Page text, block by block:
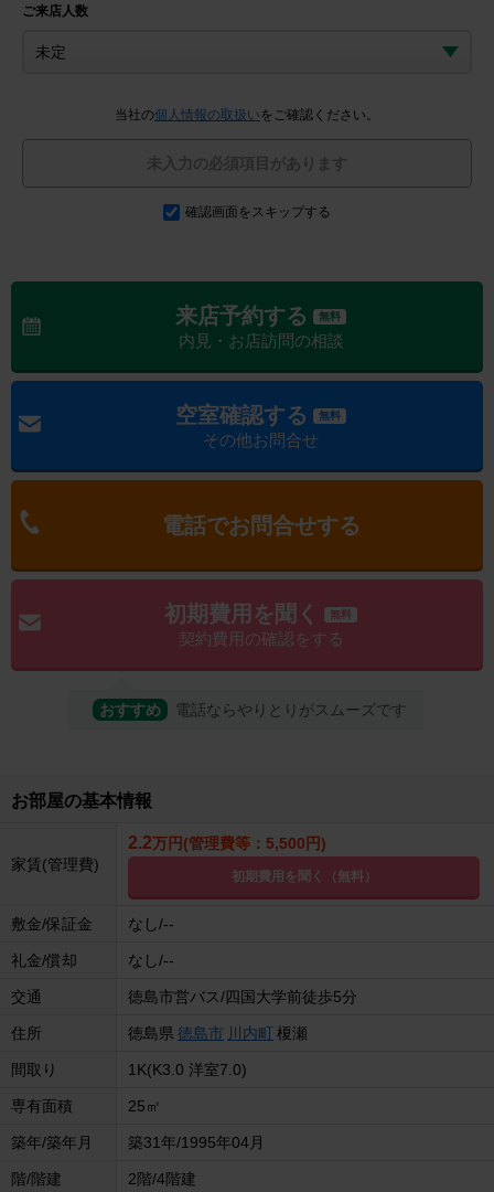
ご来店人数
当社の個人情報の取扱い をご確認ください。
未入力の必須項目があります
確認画面をスキップする
来店予約する 無料
内見・お店訪問の相談
空室確認する 無料
その他お問合せ
電話でお問合せする
初期費用を聞く 無料
契約費用の確認をする
おすすめ 電話ならやりとりがスムーズです
お部屋の基本情報
家賃(管理費)
2.2万円(管理費等：5,500円)
初期費用を聞く（無料）
敷金/保証金 なし/--
礼金/償却 なし/--
交通 徳島市営バス/四国大学前徒歩5分
住所 徳島県 徳島市 川内町榎瀬
間取り 1K(K3.0 洋室7.0)
専有面積 25㎡
築年/築年月 築31年/1995年04月
階/階建 2階/4階建